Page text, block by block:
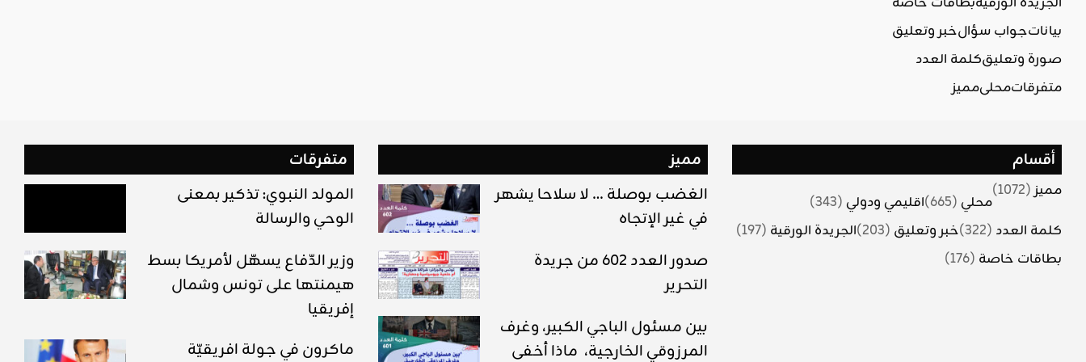
بياناتجواب سؤالخبر وتعليق
صورة وتعليقكلمة العدد
متفرقاتمحليمميز
متفرقات
المولد النبوي: تذكير بمعنى
الوحي والرسالة
وزير الدّفاع يسهّل لأمريكا بسط
هيمنتها على تونس وشمال
إفريقيا
ماكرون في جولة افريقيّة
مميز
الغضب بوصلة … لا سلاحا يشهر
في غير الإتجاه
صدور العدد 602 من جريدة
التحرير
بين مسئول الباجي الكبير، وغرف
المرزوقي الخارجية، ماذا أخفى
أقسام
مميز(1072)
محلي (665) اقليمي ودولي (343)
كلمة العدد (322) خبر وتعليق (203) الجريدة الورقية (197)
بطاقات خاصة (176)